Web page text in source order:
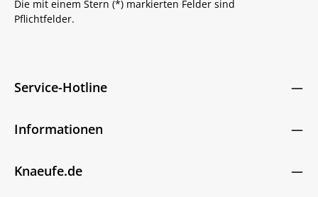
Die mit einem Stern (*) markierten Felder sind
Pflichtfelder.
Service-Hotline
Informationen
Knaeufe.de